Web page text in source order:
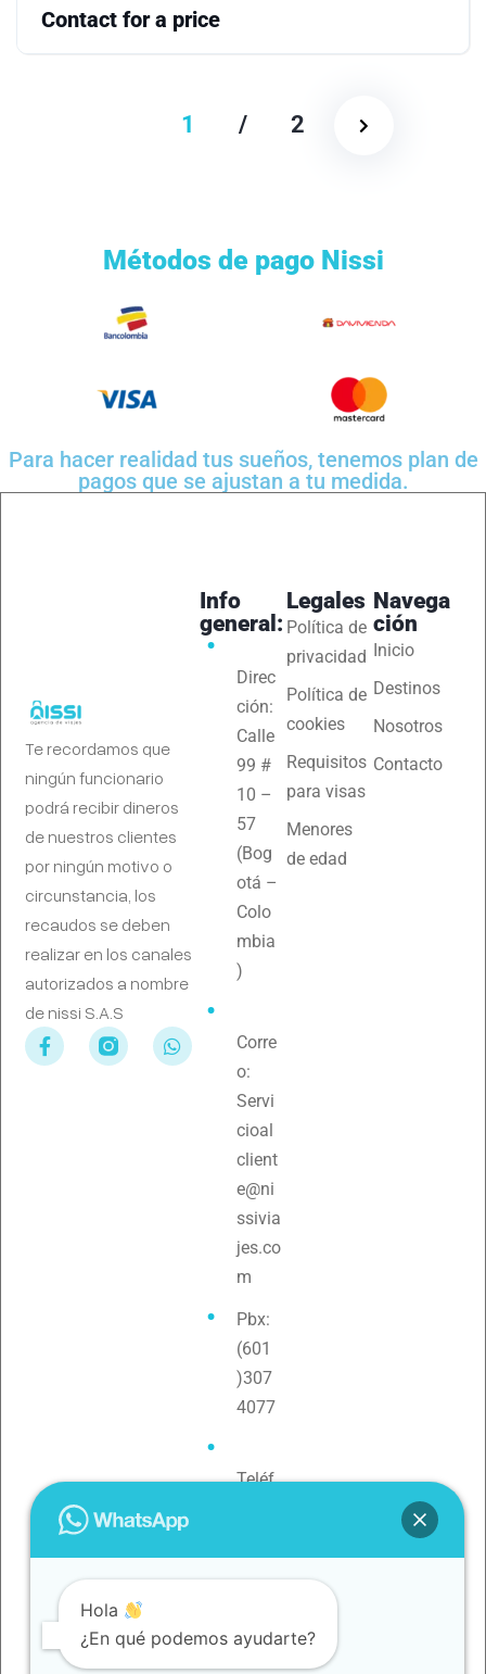
Contact for a price
1 / 2
Métodos de pago Nissi
Para hacer realidad tus sueños, tenemos plan de
pagos que se ajustan a tu medida.
Te recordamos que
ningún funcionario
podrá recibir dineros
de nuestros clientes
por ningún motivo o
circunstancia, los
recaudos se deben
realizar en los canales
autorizados a nombre
de nissi S.A.S
Navega
ción
Inicio
Destinos
Nosotros
Contacto
Legales
Política de
privacidad
Política de
cookies
Requisitos
para visas
Menores
de edad
Info
general:
Direc
ción:
Calle
99 #
10 –
57
(Bog
otá –
Colo
mbia
)
Corre
o:
Servi
cioal
client
e@ni
ssivia
jes.co
m
Pbx:
(601
)307
4077
Teléf
Hola
¿En qué podemos ayudarte?